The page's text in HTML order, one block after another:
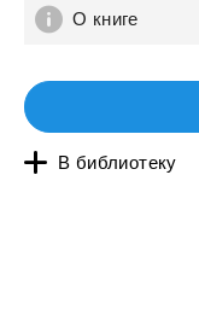
О книге
В библиотеку